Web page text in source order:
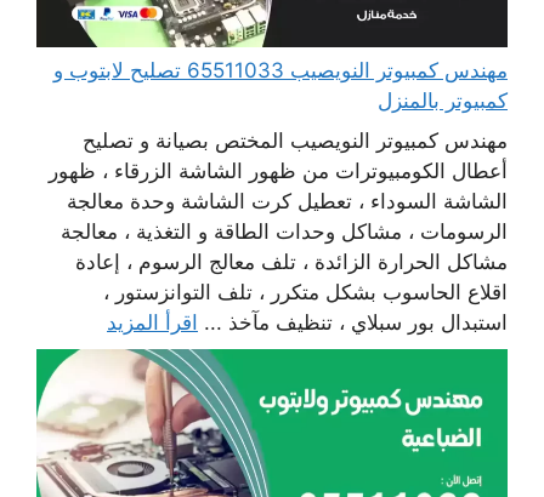
مهندس كمبيوتر النويصيب 65511033 تصليح لابتوب و
كمبيوتر بالمنزل
مهندس كمبيوتر النويصيب المختص بصيانة و تصليح
أعطال الكومبيوترات من ظهور الشاشة الزرقاء ، ظهور
الشاشة السوداء ، تعطيل كرت الشاشة وحدة معالجة
الرسومات ، مشاكل وحدات الطاقة و التغذية ، معالجة
مشاكل الحرارة الزائدة ، تلف معالج الرسوم ، إعادة
اقلاع الحاسوب بشكل متكرر ، تلف التوانزستور ،
استبدال بور سبلاي ، تنظيف مآخذ ... اقرأ المزيد